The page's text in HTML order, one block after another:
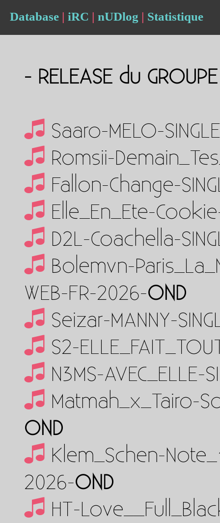
Database | iRC | nUDlog | Statistique
- RELEASE du
Saaro-MELO-
Romsii-
Fallon-Change-
Elle_En_Ete-
D2L-Coachella-
Bolemvn-
WEB-FR-2026-OND
Seizar-MANNY-
S2-
N3MS-AVEC_ELLE-
Matmah_x_Tairo-
OND
Klem_Schen-
2026-OND
HT-